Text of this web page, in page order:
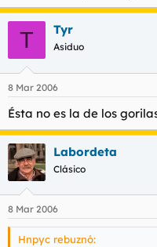
T Tyr
Asiduo
8 Mar 2006
Ésta no es la de los
Labordeta
Clásico
8 Mar 2006
Hnpyc rebuznó: